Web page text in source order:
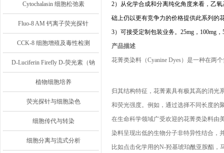
Cytochalasin 细胞松弛素
Fluo-8 AM 钙离子荧光探针
CCK-8 细胞增殖及毒性检测
D-Luciferin Firefly D-荧光素（钠
盐/钾盐/游离酸）
植物细胞培养
荧光探针与细胞染色
细胞传代与转染
细胞分离与流式分析
2）从化学合成和分离纯化角度来看，乙
础上仍以更有竞争力的价格提供此系列的
3）可接受定制包装业务。25mg，100mg，
产品描述
花菁类染料（Cyanine Dyes）是一种在两
归其结构特征，花菁素具有极其高的消光
和荧光强度。例如，通过选择不同长度的
在生命科学领域广受欢迎的花菁类染料由
染料呈现出低的生物分子非特异性结合，
比如点击化学用的N-羟基琥珀酰亚胺酯，